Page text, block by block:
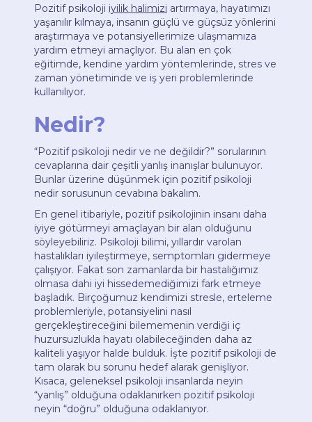
Pozitif psikoloji iyilik halimizi artırmaya, hayatımızı
yaşanılır kılmaya, insanın güçlü ve güçsüz yönlerini
araştırmaya ve potansiyellerimize ulaşmamıza
yardım etmeyi amaçlıyor. Bu alan en çok
eğitimde, kendine yardım yöntemlerinde, stres ve
zaman yönetiminde ve iş yeri problemlerinde
kullanılıyor.
Nedir?
“Pozitif psikoloji nedir ve ne değildir?” sorularının
cevaplarına dair çeşitli yanlış inanışlar bulunuyor.
Bunlar üzerine düşünmek için pozitif psikoloji
nedir sorusunun cevabına bakalım.
En genel itibariyle, pozitif psikolojinin insanı daha
iyiye götürmeyi amaçlayan bir alan olduğunu
söyleyebiliriz. Psikoloji bilimi, yıllardır varolan
hastalıkları iyileştirmeye, semptomları gidermeye
çalışıyor. Fakat son zamanlarda bir hastalığımız
olmasa dahi iyi hissedemediğimizi fark etmeye
başladık. Birçoğumuz kendimizi stresle, erteleme
problemleriyle, potansiyelini nasıl
gerçekleştireceğini bilememenin verdiği iç
huzursuzlukla hayatı olabileceğinden daha az
kaliteli yaşıyor halde bulduk. İşte pozitif psikoloji de
tam olarak bu sorunu hedef alarak genişliyor.
Kısaca, geleneksel psikoloji insanlarda neyin
“yanlış” olduğuna odaklanırken pozitif psikoloji
neyin “doğru” olduğuna odaklanıyor.